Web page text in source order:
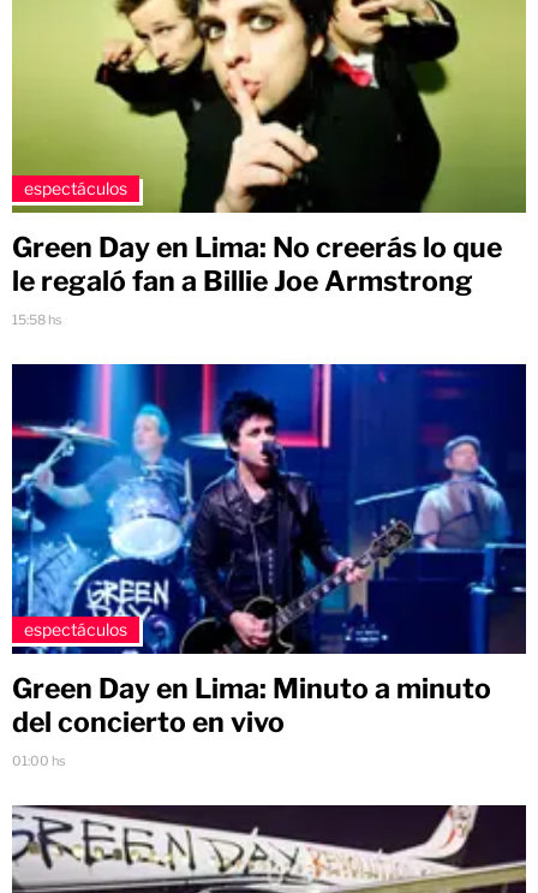
espectáculos
Green Day en Lima: No creerás lo que
le regaló fan a Billie Joe Armstrong
15:58 hs
espectáculos
Green Day en Lima: Minuto a minuto
del concierto en vivo
01:00 hs